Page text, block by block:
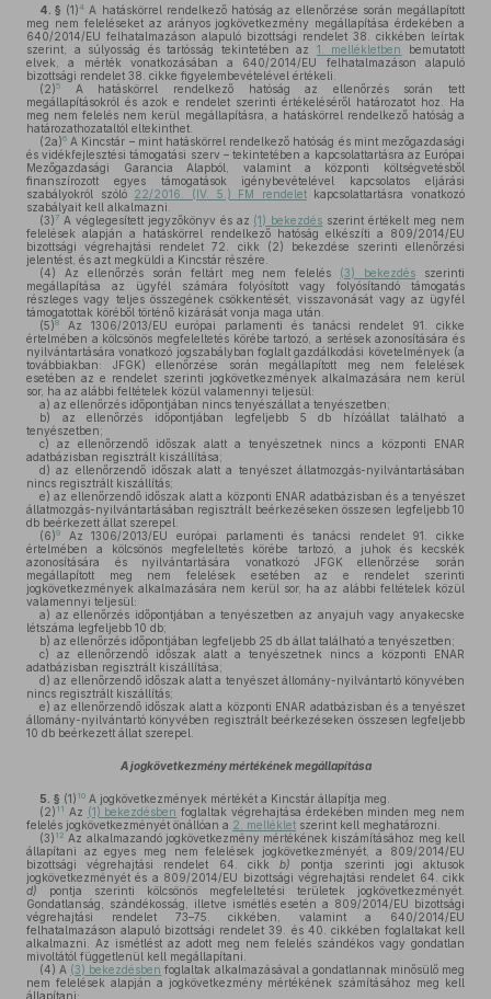
4. § (1)4 A hatáskörrel rendelkező hatóság az ellenőrzése során megállapított
meg nem feleléseket az arányos jogkövetkezmény megállapítása érdekében a
640/2014/EU felhatalmazáson alapuló bizottsági rendelet 38. cikkében leírtak
szerint, a súlyosság és tartósság tekintetében az 1. mellékletben
bemutatott
elvek, a mérték vonatkozásában a 640/2014/EU felhatalmazáson alapuló
bizottsági rendelet 38. cikke figyelembevételével értékeli.
(2)5
A hatáskörrel rendelkező hatóság az ellenőrzés során tett
megállapításokról és azok e rendelet szerinti értékeléséről határozatot hoz. Ha
meg nem felelés nem kerül megállapításra, a hatáskörrel rendelkező hatóság a
határozathozataltól eltekinthet.
(2a)6 A Kincstár – mint hatáskörrel rendelkező hatóság és mint mezőgazdasági
és vidékfejlesztési támogatási szerv – tekintetében a kapcsolattartásra az Európai
Mezőgazdasági Garancia Alapból, valamint a központi költségvetésből
finanszírozott egyes támogatások igénybevételével kapcsolatos eljárási
szabályokról szóló 22/2016. (IV. 5.) FM rendeletkapcsolattartásra vonatkozó
szabályait kell alkalmazni.
(3)7 A véglegesített jegyzőkönyv és az (1) bekezdés szerint értékelt meg nem
felelések alapján a hatáskörrel rendelkező hatóság elkészíti a 809/2014/EU
bizottsági végrehajtási rendelet 72. cikk (2) bekezdése szerinti ellenőrzési
jelentést, és azt megküldi a Kincstár részére.
(4) Az ellenőrzés során feltárt meg nem felelés (3) bekezdés szerinti
megállapítása az ügyfél számára folyósított vagy folyósítandó támogatás
részleges vagy teljes összegének csökkentését, visszavonását vagy az ügyfél
támogatottak köréből történő kizárását vonja maga után.
(5)8
Az 1306/2013/EU európai parlamenti és tanácsi rendelet 91. cikke
értelmében a kölcsönös megfeleltetés körébe tartozó, a sertések azonosítására és
nyilvántartására vonatkozó jogszabályban foglalt gazdálkodási követelmények (a
továbbiakban: JFGK) ellenőrzése során megállapított meg nem felelések
esetében az e rendelet szerinti jogkövetkezmények alkalmazására nem kerül
sor, ha az alábbi feltételek közül valamennyi teljesül:
a) az ellenőrzés időpontjában nincs tenyészállat a tenyészetben;
b) az ellenőrzés időpontjában legfeljebb 5 db hízóállat található a
tenyészetben;
c) az ellenőrzendő időszak alatt a tenyészetnek nincs a központi ENAR
adatbázisban regisztrált kiszállítása;
d) az ellenőrzendő időszak alatt a tenyészet állatmozgás-nyilvántartásában
nincs regisztrált kiszállítás;
e) az ellenőrzendő időszak alatt a központi ENAR adatbázisban és a tenyészet
állatmozgás-nyilvántartásában regisztrált beérkezéseken összesen legfeljebb 10
db beérkezett állat szerepel.
(6)9
Az 1306/2013/EU európai parlamenti és tanácsi rendelet 91. cikke
értelmében a kölcsönös megfeleltetés körébe tartozó, a juhok és kecskék
azonosítására és nyilvántartására vonatkozó JFGK ellenőrzése során
megállapított meg nem felelések esetében az e rendelet szerinti
jogkövetkezmények alkalmazására nem kerül sor, ha az alábbi feltételek közül
valamennyi teljesül:
a) az ellenőrzés időpontjában a tenyészetben az anyajuh vagy anyakecske
létszáma legfeljebb 10 db;
b) az ellenőrzés időpontjában legfeljebb 25 db állat található a tenyészetben;
c) az ellenőrzendő időszak alatt a tenyészetnek nincs a központi ENAR
adatbázisban regisztrált kiszállítása;
d) az ellenőrzendő időszak alatt a tenyészet állomány-nyilvántartó könyvében
nincs regisztrált kiszállítás;
e) az ellenőrzendő időszak alatt a központi ENAR adatbázisban és a tenyészet
állomány-nyilvántartó könyvében regisztrált beérkezéseken összesen legfeljebb
10 db beérkezett állat szerepel.
A jogkövetkezmény mértékének megállapítása
5. § (1) 10 A jogkövetkezmények mértékét a Kincstár állapítja meg.
(2) 11 Az (1) bekezdésben foglaltak végrehajtása érdekében minden meg nem
felelés jogkövetkezményét önállóan a 2. melléklet szerint kell meghatározni.
(3) 12 Az alkalmazandó jogkövetkezmény mértékének kiszámításához meg kell
állapítani az egyes meg nem felelések jogkövetkezményét, a 809/2014/EU
bizottsági végrehajtási rendelet 64. cikkb) pontja szerinti jogi aktusok
jogkövetkezményét és a 809/2014/EU bizottsági végrehajtási rendelet 64. cikk
d) pontja szerinti kölcsönös megfeleltetési területek jogkövetkezményét.
Gondatlanság, szándékosság, illetve ismétlés esetén a 809/2014/EU bizottsági
végrehajtási rendelet 73–75. cikkében, valamint a 640/2014/EU
felhatalmazáson alapuló bizottsági rendelet 39. és 40. cikkében foglaltakat kell
alkalmazni. Az ismétlést az adott meg nem felelés szándékos vagy gondatlan
mivoltától függetlenül kell megállapítani.
(4) A (3) bekezdésben foglaltak alkalmazásával a gondatlannak minősülő meg
nem felelések alapján a jogkövetkezmény mértékének számításához meg kell
állapítani: